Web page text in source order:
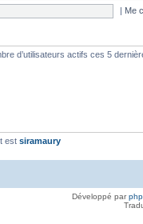
| Me
d’utilisateurs actifs ces 5
est siramaury
Développé par